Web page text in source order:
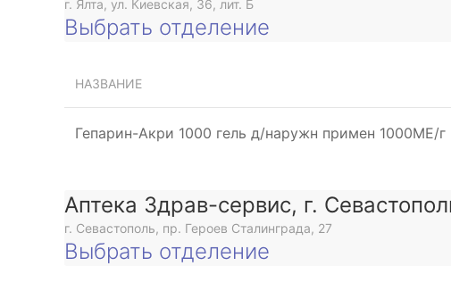
г. Ялта, ул. Киевская, 36, лит. Б
Выбрать отделение
НАЗВАНИЕ
Гепарин-Акри 1000 гель д/наружн примен 1000МЕ/г
Аптека Здрав-сервис, г.
г. Севастополь, пр. Героев Сталинграда, 27
Выбрать отделение